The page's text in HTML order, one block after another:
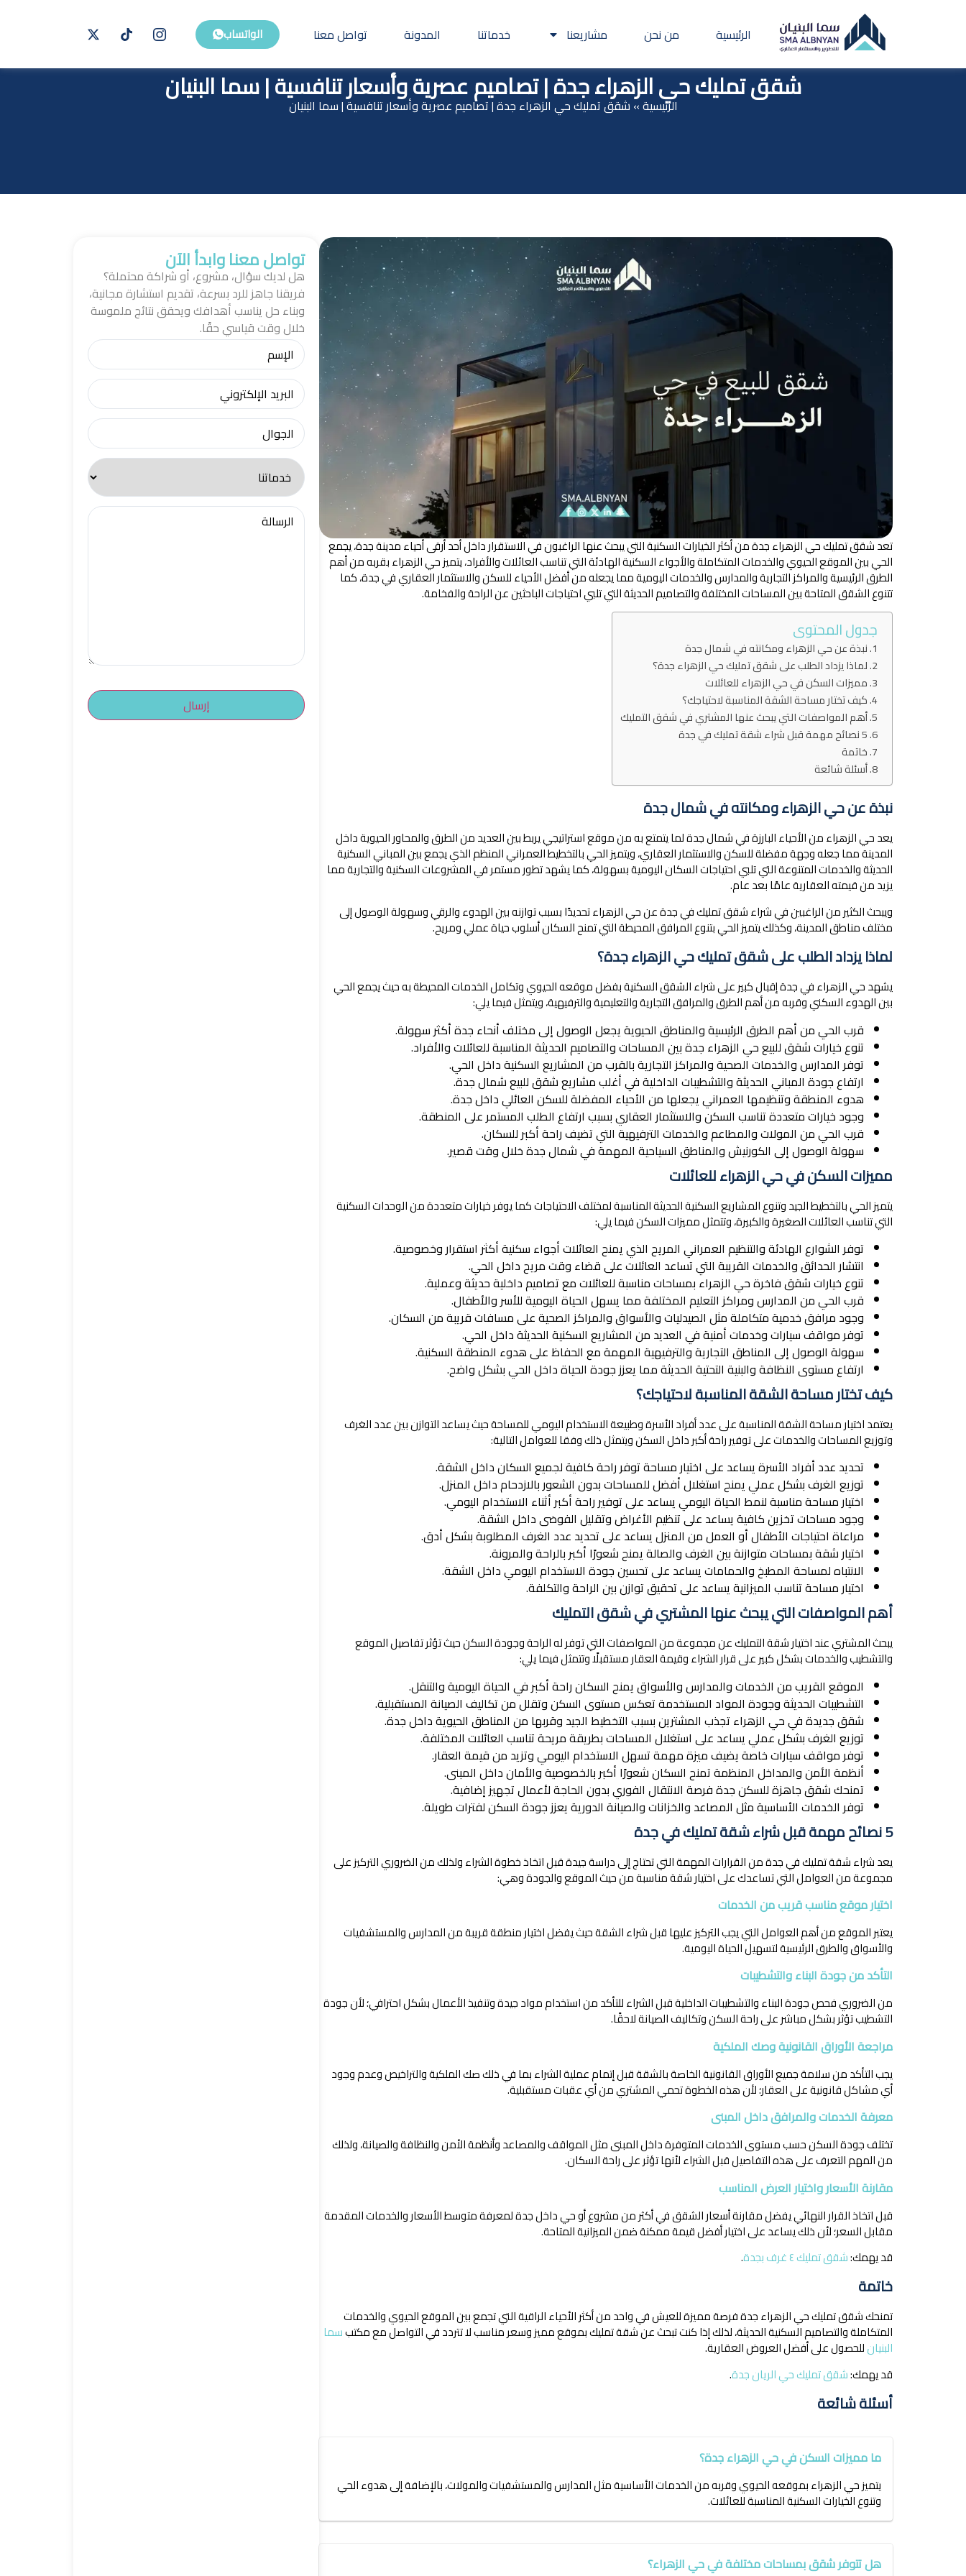
الرئيسية من نحن مشاريعنا خدماتنا المدونة تواصل معنا الواتساب
شقق تمليك حي الزهراء جدة | تصاميم عصرية وأسعار تنافسية | سما البنيان
الرئيسية» شقق تمليك حي الزهراء جدة | تصاميم عصرية وأسعار تنافسية | سما البنيان
تعد شقق تمليك حي الزهراء جدة من أكثر الخيارات السكنية التي يبحث عنها الراغبون في الاستقرار داخل أحد أرقى أحياء مدينة جدة، يجمع
الحي بين الموقع الحيوي والخدمات المتكاملة والأجواء السكنية الهادئة التي تناسب العائلات والأفراد، يتميز حي الزهراء بقربه من أهم
الطرق الرئيسية والمراكز التجارية والمدارس والخدمات اليومية مما يجعله من أفضل الأحياء للسكن والاستثمار العقاري في جدة، كما
تتنوع الشقق المتاحة بين المساحات المختلفة والتصاميم الحديثة التي تلبي احتياجات الباحثين عن الراحة والفخامة.
جدول المحتوى
نبذة عن حي الزهراء ومكانته في شمال جدة
لماذا يزداد الطلب على شقق تمليك حي الزهراء جدة؟
مميزات السكن في حي الزهراء للعائلات
كيف تختار مساحة الشقة المناسبة لاحتياجك؟
أهم المواصفات التي يبحث عنها المشتري في شقق التمليك
5 نصائح مهمة قبل شراء شقة تمليك في جدة
خاتمة
أسئلة شائعة
نبذة عن حي الزهراء ومكانته في شمال جدة
يعد حي الزهراء من الأحياء البارزة في شمال جدة لما يتمتع به من موقع استراتيجي يربط بين العديد من الطرق والمحاور الحيوية داخل
المدينة مما جعله وجهة مفضلة للسكن والاستثمار العقاري، ويتميز الحي بالتخطيط العمراني المنظم الذي يجمع بين المباني السكنية
الحديثة والخدمات المتنوعة التي تلبي احتياجات السكان اليومية بسهولة، كما يشهد تطور مستمر في المشروعات السكنية والتجارية مما
يزيد من قيمته العقارية عامًا بعد عام.
ويبحث الكثير من الراغبين في شراء شقق تمليك في جدة عن حي الزهراء تحديدًا بسبب توازنه بين الهدوء والرقي وسهولة الوصول إلى
مختلف مناطق المدينة، وكذلك يتميز الحي بتنوع المرافق المحيطة التي تمنح السكان أسلوب حياة عملي ومريح.
لماذا يزداد الطلب على شقق تمليك حي الزهراء جدة؟
يشهد حي الزهراء في جدة إقبال كبير على شراء الشقق السكنية بفضل موقعه الحيوي وتكامل الخدمات المحيطة به حيث يجمع الحي
بين الهدوء السكني وقربه من أهم الطرق والمرافق التجارية والتعليمية والترفيهية، ويتمثل فيما يلي:
قرب الحي من أهم الطرق الرئيسية والمناطق الحيوية يجعل الوصول إلى مختلف أنحاء جدة أكثر سهولة.
تنوع خيارات شقق للبيع حي الزهراء جدة بين المساحات والتصاميم الحديثة المناسبة للعائلات والأفراد.
توفر المدارس والخدمات الصحية والمراكز التجارية بالقرب من المشاريع السكنية داخل الحي.
ارتفاع جودة المباني الحديثة والتشطيبات الداخلية في أغلب مشاريع شقق للبيع شمال جدة.
هدوء المنطقة وتنظيمها العمراني يجعلها من الأحياء المفضلة للسكن العائلي داخل جدة.
وجود خيارات متعددة تناسب السكن والاستثمار العقاري بسبب ارتفاع الطلب المستمر على المنطقة.
قرب الحي من المولات والمطاعم والخدمات الترفيهية التي تضيف راحة أكبر للسكان.
سهولة الوصول إلى الكورنيش والمناطق السياحية المهمة في شمال جدة خلال وقت قصير.
مميزات السكن في حي الزهراء للعائلات
يتميز الحي بالتخطيط الجيد وتنوع المشاريع السكنية الحديثة المناسبة لمختلف الاحتياجات كما يوفر خيارات متعددة من الوحدات السكنية
التي تناسب العائلات الصغيرة والكبيرة، وتتمثل مميزات السكن فيما يلي:
توفر الشوارع الهادئة والتنظيم العمراني المريح الذي يمنح العائلات أجواء سكنية أكثر استقرار وخصوصية.
انتشار الحدائق والخدمات القريبة التي تساعد العائلات على قضاء وقت مريح داخل الحي.
تنوع خيارات شقق فاخرة حي الزهراء بمساحات مناسبة للعائلات مع تصاميم داخلية حديثة وعملية.
قرب الحي من المدارس ومراكز التعليم المختلفة مما يسهل الحياة اليومية للأسر والأطفال.
وجود مرافق خدمية متكاملة مثل الصيدليات والأسواق والمراكز الصحية على مسافات قريبة من السكان.
توفر مواقف سيارات وخدمات أمنية في العديد من المشاريع السكنية الحديثة داخل الحي.
سهولة الوصول إلى المناطق التجارية والترفيهية المهمة مع الحفاظ على هدوء المنطقة السكنية.
ارتفاع مستوى النظافة والبنية التحتية الحديثة مما يعزز جودة الحياة داخل الحي بشكل واضح.
كيف تختار مساحة الشقة المناسبة لاحتياجك؟
يعتمد اختيار مساحة الشقة المناسبة على عدد أفراد الأسرة وطبيعة الاستخدام اليومي للمساحة حيث يساعد التوازن بين عدد الغرف
وتوزيع المساحات والخدمات على توفير راحة أكبر داخل السكن ويتمثل ذلك وفقا للعوامل التالية:
تحديد عدد أفراد الأسرة يساعد على اختيار مساحة توفر راحة كافية لجميع السكان داخل الشقة.
توزيع الغرف بشكل عملي يمنح استغلال أفضل للمساحات بدون الشعور بالازدحام داخل المنزل.
اختيار مساحة مناسبة لنمط الحياة اليومي يساعد على توفير راحة أكبر أثناء الاستخدام اليومي.
وجود مساحات تخزين كافية يساعد على تنظيم الأغراض وتقليل الفوضى داخل الشقة.
مراعاة احتياجات الأطفال أو العمل من المنزل يساعد على تحديد عدد الغرف المطلوبة بشكل أدق.
اختيار شقة بمساحات متوازنة بين الغرف والصالة يمنح شعورًا أكبر بالراحة والمرونة.
الانتباه لمساحة المطبخ والحمامات يساعد على تحسين جودة الاستخدام اليومي داخل الشقة.
اختيار مساحة تناسب الميزانية يساعد على تحقيق توازن بين الراحة والتكلفة.
أهم المواصفات التي يبحث عنها المشتري في شقق التمليك
يبحث المشتري عند اختيار شقة التمليك عن مجموعة من المواصفات التي توفر له الراحة وجودة السكن حيث تؤثر تفاصيل الموقع
والتشطيب والخدمات بشكل كبير على قرار الشراء وقيمة العقار مستقبلًا وتتمثل فيما يلي:
الموقع القريب من الخدمات والمدارس والأسواق يمنح السكان راحة أكبر في الحياة اليومية والتنقل.
التشطيبات الحديثة وجودة المواد المستخدمة تعكس مستوى السكن وتقلل من تكاليف الصيانة المستقبلية.
شقق جديدة في حي الزهراء تجذب المشترين بسبب التخطيط الجيد وقربها من المناطق الحيوية داخل جدة.
توزيع الغرف بشكل عملي يساعد على استغلال المساحات بطريقة مريحة تناسب العائلات المختلفة.
توفر مواقف سيارات خاصة يضيف ميزة مهمة تسهل الاستخدام اليومي وتزيد من قيمة العقار.
أنظمة الأمن والمداخل المنظمة تمنح السكان شعورًا أكبر بالخصوصية والأمان داخل المبنى.
تمنحك شقق جاهزة للسكن جدة فرصة الانتقال الفوري بدون الحاجة لأعمال تجهيز إضافية.
توفر الخدمات الأساسية مثل المصاعد والخزانات والصيانة الدورية يعزز جودة السكن لفترات طويلة.
5 نصائح مهمة قبل شراء شقة تمليك في جدة
يعد شراء شقة تمليك في جدة من القرارات المهمة التي تحتاج إلى دراسة جيدة قبل اتخاذ خطوة الشراء ولذلك من الضروري التركيز على
مجموعة من العوامل التي تساعدك على اختيار شقة مناسبة من حيث الموقع والجودة وهي:
اختيار موقع مناسب قريب من الخدمات
يعتبر الموقع من أهم العوامل التي يجب التركيز عليها قبل شراء الشقة حيث يفضل اختيار منطقة قريبة من المدارس والمستشفيات
والأسواق والطرق الرئيسية لتسهيل الحياة اليومية.
التأكد من جودة البناء والتشطيبات
من الضروري فحص جودة البناء والتشطيبات الداخلية قبل الشراء للتأكد من استخدام مواد جيدة وتنفيذ الأعمال بشكل احترافي؛ لأن جودة
التشطيب تؤثر بشكل مباشر على راحة السكن وتكاليف الصيانة لاحقًا.
مراجعة الأوراق القانونية وصك الملكية
يجب التأكد من سلامة جميع الأوراق القانونية الخاصة بالشقة قبل إتمام عملية الشراء بما في ذلك صك الملكية والتراخيص وعدم وجود
أي مشاكل قانونية على العقار؛ لأن هذه الخطوة تحمي المشتري من أي عقبات مستقبلية.
معرفة الخدمات والمرافق داخل المبنى
تختلف جودة السكن حسب مستوى الخدمات المتوفرة داخل المبنى مثل المواقف والمصاعد وأنظمة الأمن والنظافة والصيانة، ولذلك
من المهم التعرف على هذه التفاصيل قبل الشراء لأنها تؤثر على راحة السكان.
مقارنة الأسعار واختيار العرض المناسب
قبل اتخاذ القرار النهائي يفضل مقارنة أسعار الشقق في أكثر من مشروع أو حي داخل جدة لمعرفة متوسط الأسعار والخدمات المقدمة
مقابل السعر؛ لأن ذلك يساعد على اختيار أفضل قيمة ممكنة ضمن الميزانية المتاحة.
قد يهمك:شقق تمليك ٤ غرف بجدة .
خاتمة
تمنحك شقق تمليك حي الزهراء جدة فرصة مميزة للعيش في واحد من أكثر الأحياء الراقية التي تجمع بين الموقع الحيوي والخدمات
المتكاملة والتصاميم السكنية الحديثة، لذلك إذا كنت تبحث عن شقة تمليك بموقع مميز وسعر مناسب لا تتردد في التواصل مع مكتبسما
البنيانللحصول على أفضل العروض العقارية.
قد يهمك:شقق تمليك حي الريان جدة.
أسئلة شائعة
ما مميزات السكن في حي الزهراء جدة؟
يتميز حي الزهراء بموقعه الحيوي وقربه من الخدمات الأساسية مثل المدارس والمستشفيات والمولات، بالإضافة إلى هدوء الحي
وتنوع الخيارات السكنية المناسبة للعائلات.
هل تتوفر شقق بمساحات مختلفة في حي الزهراء؟
تواصل معنا وابدأ الآن
هل لديك سؤال، مشروع، أو شراكة محتملة؟
فريقنا جاهز للرد بسرعة، تقديم استشارة مجانية،
وبناء حل يناسب أهدافك ويحقق نتائج ملموسة
خلال وقت قياسي حقًا.